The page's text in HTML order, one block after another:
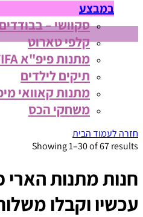
במבצע
סקוושי –
קלפי טארוט
מתנות פיפ"א FIFA
תיקים לילדים
מתנות קאוואי
משחקי הכס
חזרה לעמוד הבית
Showing 1–30 of 67 results
חנות מתנות הארי
עכשיו וקבלו